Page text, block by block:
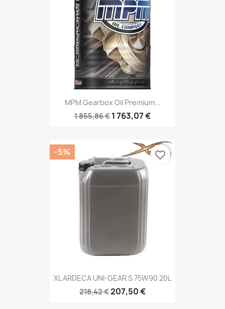
MPM Gearbox Oil Premium...
1 855,86 € 1 763,07 €
XL ARDECA UNI-GEAR S 75W90 20L
218,42 €207,50 €
−5% favorite_border